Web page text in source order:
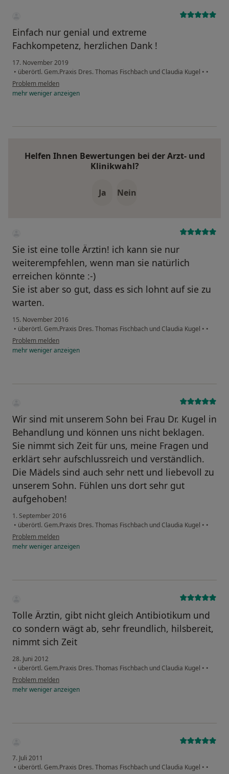
Einfach nur genial und extreme
Fachkompetenz, herzlichen Dank !
17. November 2019
• überörtl. Gem.Praxis Dres. Thomas Fischbach und Claudia Kugel • •
Problem melden
mehrwenigeranzeigen
Helfen Ihnen Bewertungen bei der Arzt- und
Klinikwahl?
Ja Nein
Sie ist eine tolle Ärztin! ich kann sie nur
weiterempfehlen, wenn man sie natürlich
erreichen könnte :-)
Sie ist aber so gut, dass es sich lohnt auf sie zu
warten.
15. November 2016
• überörtl. Gem.Praxis Dres. Thomas Fischbach und Claudia Kugel • •
Problem melden
mehrwenigeranzeigen
Wir sind mit unserem Sohn bei Frau Dr. Kugel in
Behandlung und können uns nicht beklagen.
Sie nimmt sich Zeit für uns, meine Fragen und
erklärt sehr aufschlussreich und verständlich.
Die Mädels sind auch sehr nett und liebevoll zu
unserem Sohn. Fühlen uns dort sehr gut
aufgehoben!
1. September 2016
• überörtl. Gem.Praxis Dres. Thomas Fischbach und Claudia Kugel • •
Problem melden
mehrwenigeranzeigen
Tolle Ärztin, gibt nicht gleich Antibiotikum und
co sondern wägt ab, sehr freundlich, hilsbereit,
nimmt sich Zeit
28. Juni 2012
• überörtl. Gem.Praxis Dres. Thomas Fischbach und Claudia Kugel • •
Problem melden
mehrwenigeranzeigen
7. Juli 2011
• überörtl. Gem.Praxis Dres. Thomas Fischbach und Claudia Kugel • •